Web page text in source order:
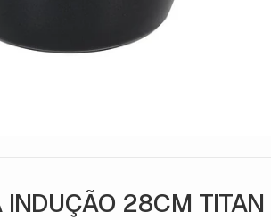
INDUÇÃO 28CM TITAN